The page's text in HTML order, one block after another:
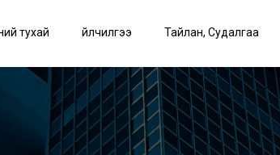
тухай Үйлчилгээ Тайлан, Судалгаа